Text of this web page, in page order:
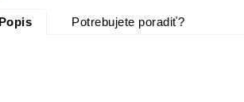
Popis Potrebujete poradiť?